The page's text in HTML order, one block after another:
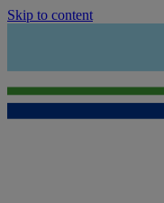
Skip to content